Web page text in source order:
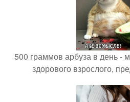
500 граммов арбуза в день -
здорового взрослого,